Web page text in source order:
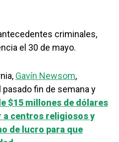
criminales,
el 30 de mayo.
Gavín Newsom,
fin de semana y
$15 millones de dólares
a centros religiosos y
de lucro para que